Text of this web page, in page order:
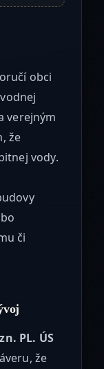
obci
verejným
že
vody.
či
PL. ÚS
že